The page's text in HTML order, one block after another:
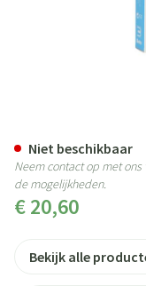
€ 20,60
Niet beschikbaar
Neem contact op met
de mogelijkheden.
Bekijk alle